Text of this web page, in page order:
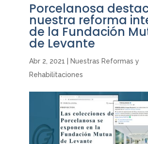
Porcelanosa
nuestra reforma
de la Fundación
de Levante
Abr 2, 2021
Nuestras Reformas y
Rehabilitaciones